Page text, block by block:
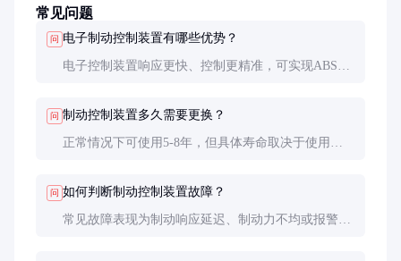
常见问题
问 电子制动控制装置有哪些优势？
电子控制装置响应更快、控制更精准，可实现ABS、
问 制动控制装置多久需要更换？
正常情况下可使用5-8年，但具体寿命取决于使用环
问 如何判断制动控制装置故障？
常见故障表现为制动响应延迟、制动力不均或报警灯